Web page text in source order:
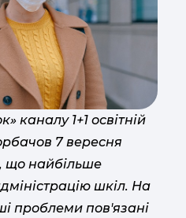
каналу 1+1 освітній
7 вересня
що найбільше
шкіл. На
проблеми пов'язані